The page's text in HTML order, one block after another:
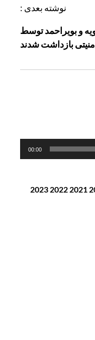
نوشته بعدی :
و بویراحمد توسط
بازداشت شدند
00:00
2021
2022
2023